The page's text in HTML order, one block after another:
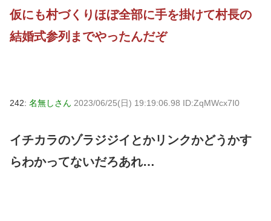
仮にも村づくりほぼ全部に手を掛けて村長の
結婚式参列までやったんだぞ
242: 名無しさん 2023/06/25(日) 19:19:06.98 ID:ZqMWcx7I0
イチカラのゾラジジイとかリンクかどうかす
らわかってないだろあれ…